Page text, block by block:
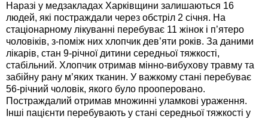
Наразі у медзакладах Харківщини залишаються 16
людей, які постраждали через обстріл 2 січня. На
стаціонарному лікуванні перебуває 11 жінок і п’ятеро
чоловіків, з-поміж них хлопчик дев’яти років. За даними
лікарів, стан 9-річної дитини середньої тяжкості,
стабільний. Хлопчик отримав мінно-вибухову травму та
забійну рану м’яких тканин. У важкому стані перебуває
56-річний чоловік, якого було прооперовано.
Постраждалий отримав множинні уламкові ураження.
Інші пацієнти перебувають у стані середньої тяжкості у